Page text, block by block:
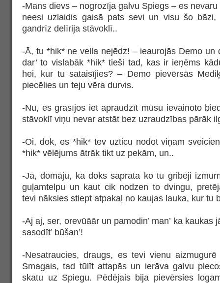
-Mans dievs – nogrozīja galvu Spiegs – es
neesi uzlaidis gaisā pats sevi un visu šo bāzi,
gandrīz delīrija stāvoklī..
-Ā, tu *hik* ne vella nejēdz! – ieaurojās Demo un
dar’ to vislabāk *hik* tieši tad, kas ir ieņēms
hei, kur tu sataisījies? – Demo pievērsās
piecēlies un teju vēra durvis.
-Nu, es grasījos iet apraudzīt mūsu ievainoto
stāvoklī viņu nevar atstāt bez uzraudzības pārāk
-Oi, dok, es *hik* tev uzticu nodot viņam
*hik* vēlējums ātrāk tikt uz pekām, un..
-Jā, domāju, ka doks saprata ko tu gribēji
guļamtelpu un kaut cik nodzen to dvingu,
tevi nāksies stiept atpakaļ no kaujas lauka, kur tu
-Aj aj, ser, orevūāār un pamodin’ man’ ka kaukas
sasodīt’ būšan’!
-Nesatraucies, draugs, es tevi vienu
Smagais, tad tūlīt attapās un ierāva galvu
skatu uz Spiegu. Pēdējais bija pievērsies